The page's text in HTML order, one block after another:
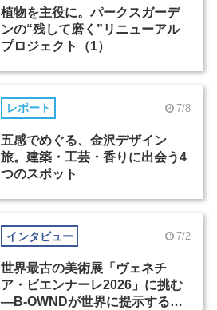
植物を主役に。パークスガーデ
ンの“残して磨く”リニューアル
プロジェクト（1）
レポート 7/8
五感でめぐる、金沢デザイン
旅。建築・工芸・香りに出会う4
つのスポット
インタビュー 7/2
世界最古の美術展「ヴェネチ
ア・ビエンナーレ2026」に挑む
―B-OWNDが世界に提示する美